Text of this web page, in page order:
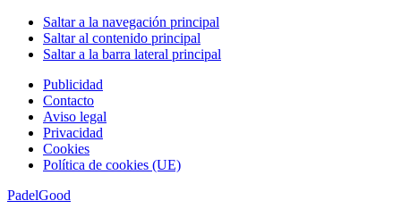
Saltar a la navegación principal
Saltar al contenido principal
Saltar a la barra lateral principal
Publicidad
Contacto
Aviso legal
Privacidad
Cookies
Política de cookies (UE)
PadelGood